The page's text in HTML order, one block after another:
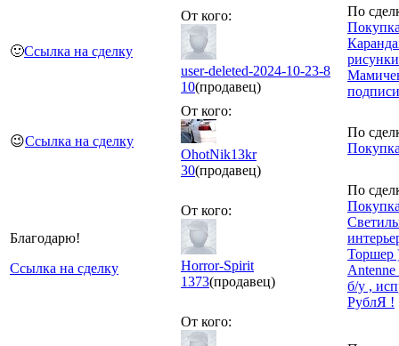
🙂Ссылка на сделку
От кого:
user-deleted-2024-10-23-8
10(продавец)
По
подписи
😉Ссылка на сделку
От кого:
OhotNik13kr
30(продавец)
По
Благодарю!
Ссылка на сделку
От кого:
Horror-Spirit
1373(продавец)
По
Торшер
б/у ,
РублЯ !
От кого: